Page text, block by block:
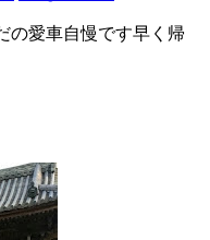
の愛車自慢です早く帰